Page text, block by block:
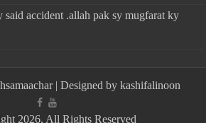
said accident .allah pak sy mugfarat ky
| Designed by kashifalinoon
2026, All Rights Reserved